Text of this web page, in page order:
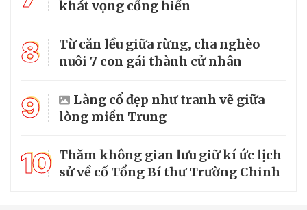
khát vọng cống hiến
8
Từ căn lều giữa rừng, cha nghèo
nuôi 7 con gái thành cử nhân
9
Làng cổ đẹp như tranh vẽ giữa
lòng miền Trung
10 Thăm không gian lưu giữ kí ức lịch
sử về cố Tổng Bí thư Trường Chinh